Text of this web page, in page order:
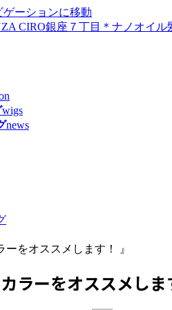
ゲーションに移動
wigs
news
ーをオススメします！ 』
ラーをオススメし